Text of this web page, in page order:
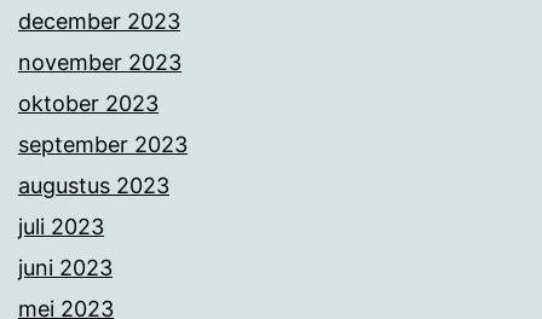
december 2023
november 2023
oktober 2023
september 2023
augustus 2023
juli 2023
juni 2023
mei 2023